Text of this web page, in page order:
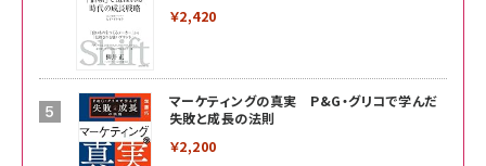
￥2,420
マーケティングの真実 P&G・グリコで学んだ
失敗と成長の法則
￥2,200